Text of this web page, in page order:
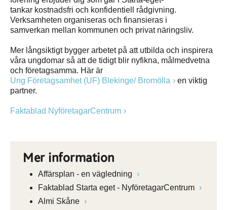
tankar kostnadsfri och konfidentiell rådgivning.
Verksamheten organiseras och finansieras i
samverkan mellan kommunen och privat näringsliv.
Mer långsiktigt bygger arbetet på att utbilda och inspirera
våra ungdomar så att de tidigt blir nyfikna, målmedvetna
och företagsamma. Här är
Ung Företagsamhet (UF) Blekinge/ Bromölla
en viktig
partner.
Faktablad NyföretagarCentrum
Mer information
Affärsplan - en vägledning
Faktablad Starta eget - NyföretagarCentrum
Almi Skåne